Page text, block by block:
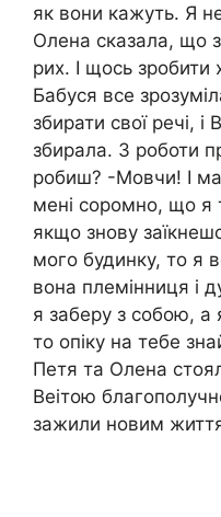
як вони кажуть. Я
Олена сказала, що
рих. І щось зробити
Бабуся все
збирати свої речі, і
збирала. З роботи
робиш? -Мовчи! І
мені соромно, що я
якщо знову
мого будинку, то я
вона племінниця і
я заберу з собою,
то опіку на тебе
Петя та Олена
Веітою
зажили новим